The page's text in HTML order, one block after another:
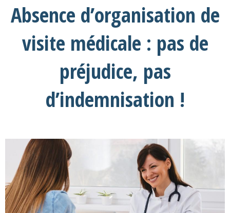
Absence d’organisation de
visite médicale : pas de
préjudice, pas
d’indemnisation !